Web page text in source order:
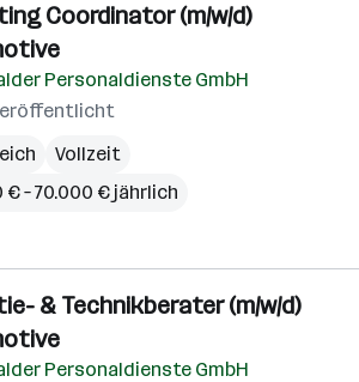
Coordinator (m/w/d)
Personaldienste GmbH
Vollzeit
€ – 70.000 € jährlich
& Technikberater (m/w/d)
Personaldienste GmbH